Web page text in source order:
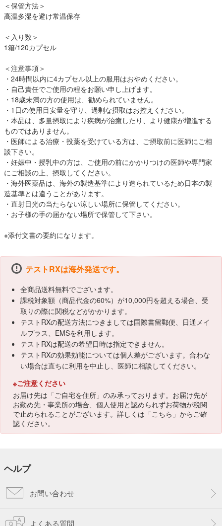
＜保管方法＞
高温多湿を避け常温保存
＜入り数＞
1箱/120カプセル
＜注意事項＞
・24時間以内に4カプセル以上の服用はおやめください。
・自己責任でご使用の程をお願い申し上げます。
・18歳未満の方の使用は、勧められていません。
・1日の使用目安量を守り、過剰な摂取はお控えください。
・本品は、多量摂取により疾病が治癒したり、より健康が増進する
ものではありません。
・医師による治療・投薬を受けている方は、ご摂取前に医師にご相
談下さい。
・妊娠中・授乳中の方は、ご使用の前にかかりつけの医師や専門家
にご相談の上、摂取してください。
・海外医薬品は、海外の製造基準により造られているため日本の製
造基準とは違うことがあります。
・直射日光の当たらない涼しい場所に保管してください。
・お子様の手の届かない場所で保管して下さい。
※添付文書の要約になります。
テストRXは海外発送です。
全商品送料無料でございます。
課税対象額（商品代金の60%）が10,000円を超える場合、受
取りの際に関税などがかかります。
テストRXの配送方法につきましては国際書留郵便、日通メイ
ルプラス、EMSを利用します。
テストRXは配送の希望日時は指定できません。
テストRXの効果効能については個人差がございます。合わな
い場合は直ちに利用を中止し、医師に相談してください。
※ご注意ください
お届け先は「ご自宅を住所」のみ承っております。お届け先が
お勤め先・事業所の場合、個人使用と認められずお荷物が税関
で止められることがございます。詳しくは「こちら 」からご確
認ください。
ヘルプ
お問い合わせ
よくある質問